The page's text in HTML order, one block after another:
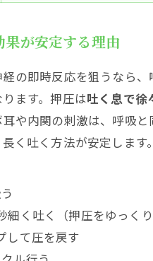
が安定する理由
の即時反応を狙うなら
ます。押圧は吐く息で徐
や内関の刺激は、呼吸
く吐く方法が安定しま
細く吐く（押圧をゆっくり
して圧を戻す